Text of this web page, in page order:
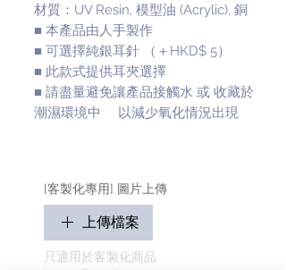
材質：UV Resin, 模型油 (Acrylic), 銅
■ 本產品由人手製作
■ 可選擇純銀耳針 （＋HKD$ 5）
■ 此款式提供耳夾選擇
■ 請盡量避免讓產品接觸水 或 收藏於
潮濕環境中 以減少氧化情況出現
[客製化專用] 圖片上傳
上傳檔案
只適用於客製化商品